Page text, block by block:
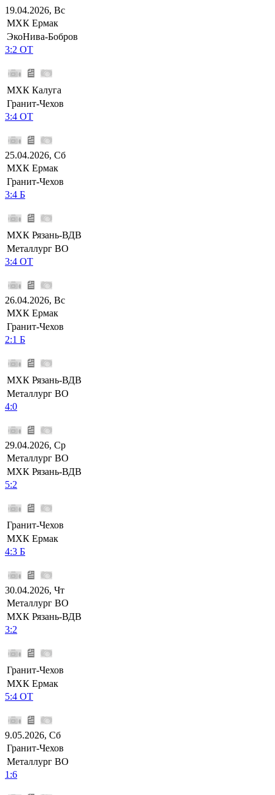
19.04.2026, Вс
МХК Ермак
ЭкоНива-Бобров
3:2 ОТ
МХК Калуга
Гранит-Чехов
3:4 ОТ
25.04.2026, Сб
МХК Ермак
Гранит-Чехов
3:4 Б
МХК Рязань-ВДВ
Металлург ВО
3:4 ОТ
26.04.2026, Вс
МХК Ермак
Гранит-Чехов
2:1 Б
МХК Рязань-ВДВ
Металлург ВО
4:0
29.04.2026, Ср
Металлург ВО
МХК Рязань-ВДВ
5:2
Гранит-Чехов
МХК Ермак
4:3 Б
30.04.2026, Чт
Металлург ВО
МХК Рязань-ВДВ
3:2
Гранит-Чехов
МХК Ермак
5:4 ОТ
9.05.2026, Сб
Гранит-Чехов
Металлург ВО
1:6